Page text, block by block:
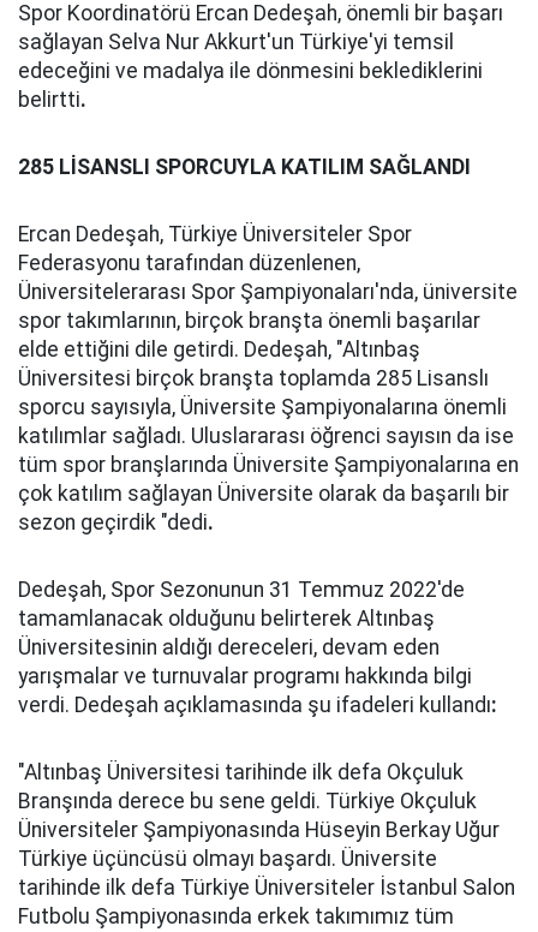
Spor Koordinatörü Ercan Dedeşah, önemli bir başarı
sağlayan Selva Nur Akkurt'un Türkiye'yi temsil
edeceğini ve madalya ile dönmesini beklediklerini
belirtti.
285 LİSANSLI SPORCUYLA KATILIM SAĞLANDI
Ercan Dedeşah, Türkiye Üniversiteler Spor
Federasyonu tarafından düzenlenen,
Üniversitelerarası Spor Şampiyonaları'nda, üniversite
spor takımlarının, birçok branşta önemli başarılar
elde ettiğini dile getirdi. Dedeşah, "Altınbaş
Üniversitesi birçok branşta toplamda 285 Lisanslı
sporcu sayısıyla, Üniversite Şampiyonalarına önemli
katılımlar sağladı. Uluslararası öğrenci sayısın da ise
tüm spor branşlarında Üniversite Şampiyonalarına en
çok katılım sağlayan Üniversite olarak da başarılı bir
sezon geçirdik "dedi.
Dedeşah, Spor Sezonunun 31 Temmuz 2022'de
tamamlanacak olduğunu belirterek Altınbaş
Üniversitesinin aldığı dereceleri, devam eden
yarışmalar ve turnuvalar programı hakkında bilgi
verdi. Dedeşah açıklamasında şu ifadeleri kullandı:
"Altınbaş Üniversitesi tarihinde ilk defa Okçuluk
Branşında derece bu sene geldi. Türkiye Okçuluk
Üniversiteler Şampiyonasında Hüseyin Berkay Uğur
Türkiye üçüncüsü olmayı başardı. Üniversite
tarihinde ilk defa Türkiye Üniversiteler İstanbul Salon
Futbolu Şampiyonasında erkek takımımız tüm